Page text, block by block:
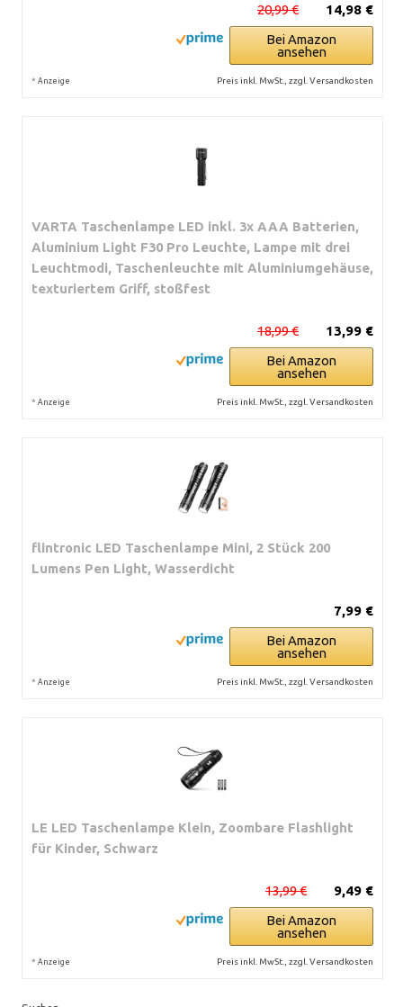
14,98 €
20,99 €
Bei Amazon
ansehen
* Anzeige Preis inkl. MwSt., zzgl. Versandkosten
VARTA Taschenlampe LED inkl. 3x AAA Batterien,
Aluminium Light F30 Pro Leuchte, Lampe mit drei
Leuchtmodi, Taschenleuchte mit Aluminiumgehäuse,
texturiertem Griff, stoßfest
13,99 €
18,99 €
Bei Amazon
ansehen
* Anzeige Preis inkl. MwSt., zzgl. Versandkosten
flintronic LED Taschenlampe Mini, 2 Stück 200
Lumens Pen Light, Wasserdicht
7,99 €
Bei Amazon
ansehen
* Anzeige Preis inkl. MwSt., zzgl. Versandkosten
LE LED Taschenlampe Klein, Zoombare Flashlight
für Kinder, Schwarz
9,49 €
13,99 €
Bei Amazon
ansehen
* Anzeige Preis inkl. MwSt., zzgl. Versandkosten